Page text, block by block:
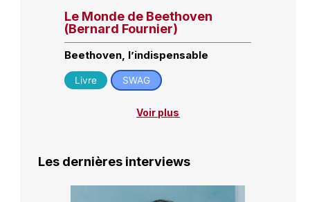
Le Monde de Beethoven
(Bernard Fournier)
Beethoven, l’indispensable
Livre SWAG
Voir plus
Les dernières interviews